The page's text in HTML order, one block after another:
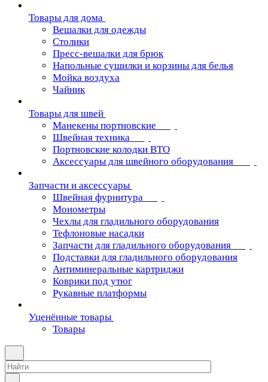
Товары для дома
Вешалки для одежды
Столики
Пресс-вешалки для брюк
Напольные сушилки и корзины для белья
Мойка воздуха
Чайник
Товары для швей
Манекены портновские
Швейная техника
Портновские колодки ВТО
Аксессуары для швейного оборудования
Запчасти и аксессуары
Швейная фурнитура
Монометры
Чехлы для гладильного оборудования
Тефлоновые насадки
Запчасти для гладильного оборудования
Подставки для гладильного оборудования
Антиминеральные картриджи
Коврики под утюг
Рукавные платформы
Уценённые товары
Товары